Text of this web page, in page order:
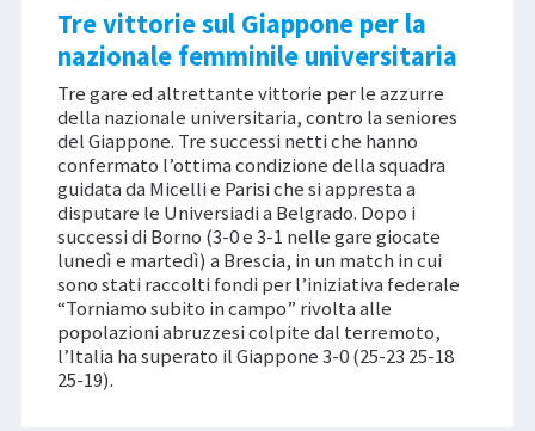
Tre vittorie sul Giappone per la
nazionale femminile universitaria
Tre gare ed altrettante vittorie per le azzurre
della nazionale universitaria, contro la seniores
del Giappone. Tre successi netti che hanno
confermato l’ottima condizione della squadra
guidata da Micelli e Parisi che si appresta a
disputare le Universiadi a Belgrado. Dopo i
successi di Borno (3-0 e 3-1 nelle gare giocate
lunedì e martedì) a Brescia, in un match in cui
sono stati raccolti fondi per l’iniziativa federale
“Torniamo subito in campo” rivolta alle
popolazioni abruzzesi colpite dal terremoto,
l’Italia ha superato il Giappone 3-0 (25-23 25-18
25-19).